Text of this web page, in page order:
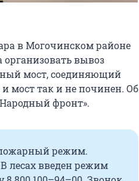
в Могочинском районе
организовать вывоз
мост, соединяющий
мост так и не починен. Об
фронт».
режим.
лесах введен режим